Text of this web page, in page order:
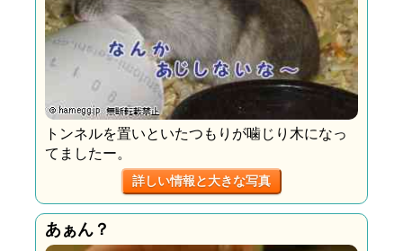
トンネルを置いといたつもりが噛じり木になっ
てましたー。
詳しい情報と大きな写真
あぁん？